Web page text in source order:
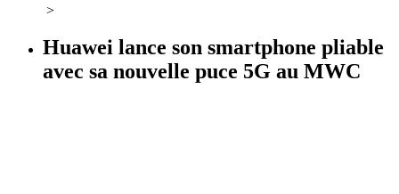
>
Huawei lance son smartphone pliable
avec sa nouvelle puce 5G au MWC